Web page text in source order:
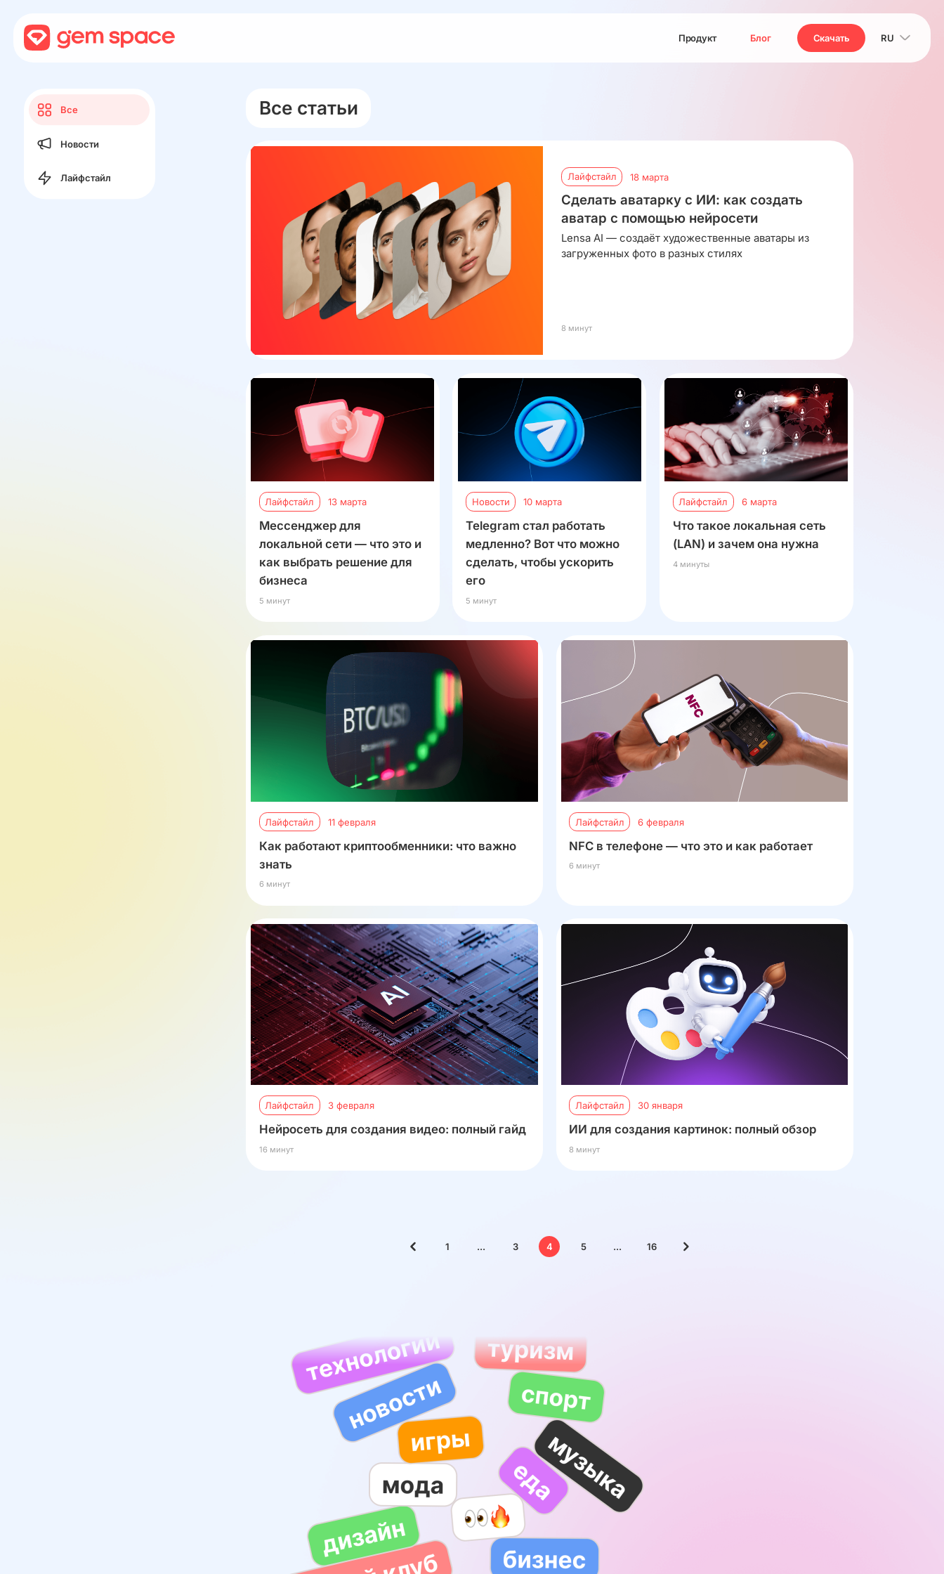
Продукт Блог Скачать RU
Все
Новости
Лайфстайл
Все статьи
Лайфстайл 18 марта
Сделать аватарку с ИИ: как создать
аватар с помощью нейросети
Lensa AI — создаёт художественные аватары из
загруженных фото в разных стилях
8 минут
Лайфстайл 13 марта
Мессенджер для
локальной сети — что это и
как выбрать решение для
бизнеса
5 минут
Новости 10 марта
Telegram стал работать
медленно? Вот что можно
сделать, чтобы ускорить
его
5 минут
Лайфстайл 6 марта
Что такое локальная сеть
(LAN) и зачем она нужна
4 минуты
Лайфстайл 11 февраля
Как работают криптообменники: что важно
знать
6 минут
Лайфстайл 6 февраля
NFC в телефоне — что это и как работает
6 минут
Лайфстайл 3 февраля
Нейросеть для создания видео: полный гайд
16 минут
Лайфстайл 30 января
ИИ для создания картинок: полный обзор
8 минут
1 ... 3 4 5 ... 16